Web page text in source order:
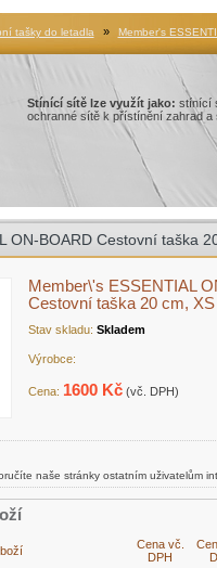
tašky do letadla » Member's
Stínící sítě lze využít jako: stínící
ochranné sítě k přístínění zahrad a
ON-BOARD Cestovní taška
Member\'s ESSENTIAL
Cestovní taška 20 cm, XS
Stav skladu: Skladem
Výrobce:
Cena: 1600 Kč(vč. DPH)
naše stránky ostatním uživatelům
Cena vč.
DPH